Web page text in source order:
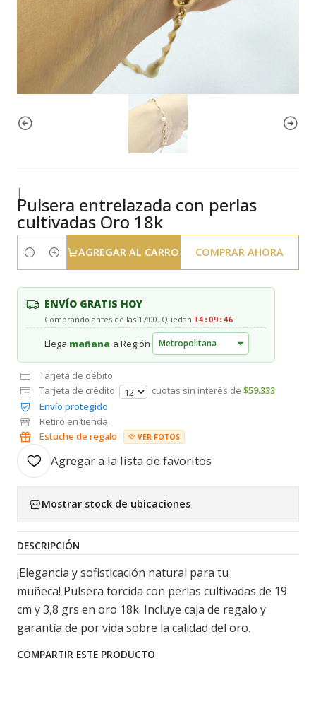
|
Pulsera entrelazada con perlas
cultivadas Oro 18k
Cantidad
AGREGAR AL CARRO COMPRAR AHORA
ENVÍO GRATIS HOY
Comprando antes de las 17:00. Quedan 14:09:45
Llega mañana a Región
Tarjeta de débito
Tarjeta de crédito
cuotas sin interés de $59.333
Envío protegido
Retiro en tienda
Estuche de regalo
VER FOTOS
Agregar a la lista de favoritos
Mostrar stock de ubicaciones
DESCRIPCIÓN
¡Elegancia y sofisticación natural para tu
muñeca! Pulsera torcida con perlas cultivadas de 19
cm y 3,8 grs en oro 18k. Incluye caja de regalo y
garantía de por vida sobre la calidad del oro.
COMPARTIR ESTE PRODUCTO